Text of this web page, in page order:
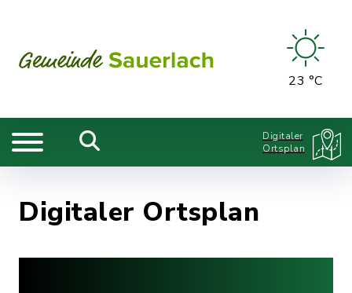
23 °C
Digitaler
Ortsplan
Digitaler Ortsplan